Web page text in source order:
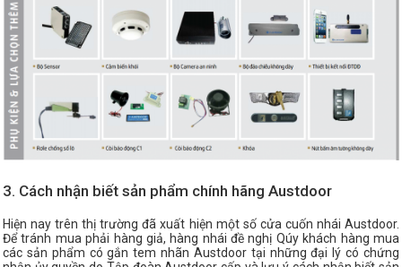
3. Cách nhận biết sản phẩm chính hãng Austdoor
Hiện nay trên thị trường đã xuất hiện một số cửa cuốn nhái Austdoor.
Để tránh mua phải hàng giả, hàng nhái đề nghị Qúy khách hàng mua
các sản phẩm có gắn tem nhãn Austdoor tại những đại lý có chứng